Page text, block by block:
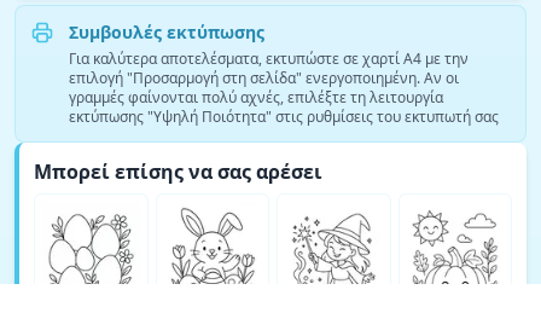
Συμβουλές εκτύπωσης
Για καλύτερα αποτελέσματα, εκτυπώστε σε χαρτί A4 με την
επιλογή "Προσαρμογή στη σελίδα" ενεργοποιημένη. Αν οι
γραμμές φαίνονται πολύ αχνές, επιλέξτε τη λειτουργία
εκτύπωσης "Υψηλή Ποιότητα" στις ρυθμίσεις του εκτυπωτή σας
Μπορεί επίσης να σας αρέσει